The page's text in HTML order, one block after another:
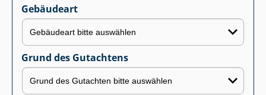
Gebäudeart
Grund des Gutachtens